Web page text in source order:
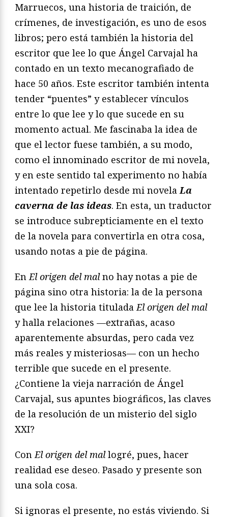
Marruecos, una historia de traición, de
crímenes, de investigación, es uno de esos
libros; pero está también la historia del
escritor que lee lo que Ángel Carvajal ha
contado en un texto mecanografiado de
hace 50 años. Este escritor también intenta
tender “puentes” y establecer vínculos
entre lo que lee y lo que sucede en su
momento actual. Me fascinaba la idea de
que el lector fuese también, a su modo,
como el innominado escritor de mi novela,
y en este sentido tal experimento no había
intentado repetirlo desde mi novelaLa
caverna de las ideas. En esta, un traductor
se introduce subrepticiamente en el texto
de la novela para convertirla en otra cosa,
usando notas a pie de página.
EnEl origen del malno hay notas a pie de
página sino otra historia: la de la persona
que lee la historia tituladaEl origen del mal
y halla relaciones —extrañas, acaso
aparentemente absurdas, pero cada vez
más reales y misteriosas— con un hecho
terrible que sucede en el presente.
¿Contiene la vieja narración de Ángel
Carvajal, sus apuntes biográficos, las claves
de la resolución de un misterio del siglo
XXI?
ConEl origen del mallogré, pues, hacer
realidad ese deseo. Pasado y presente son
una sola cosa.
Si ignoras el presente, no estás viviendo. Si